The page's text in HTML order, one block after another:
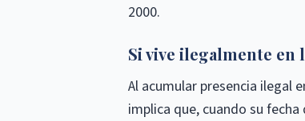
2000.
Si vive ilegalmente en
Al acumular presencia ilegal
implica que, cuando su